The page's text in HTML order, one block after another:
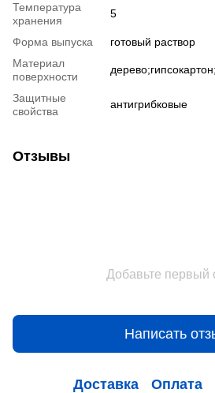
Температура
хранения
5
Форма выпуска
готовый раствор
Материал
поверхности
Защитные
свойства
антигрибковые
Отзывы
Добавьте первый
Написать
Доставка Оплата